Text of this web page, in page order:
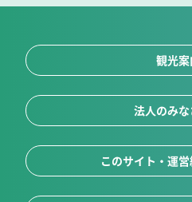
観光案
法人のみ
このサイト・運